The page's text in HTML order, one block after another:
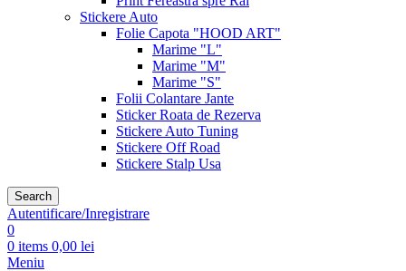
Stickere Auto
Folie Capota "HOOD ART"
Marime "L"
Marime "M"
Marime "S"
Folii Colantare Jante
Sticker Roata de Rezerva
Stickere Auto Tuning
Stickere Off Road
Stickere Stalp Usa
Search
Autentificare/Inregistrare
0
0 items 0,00 lei
Meniu